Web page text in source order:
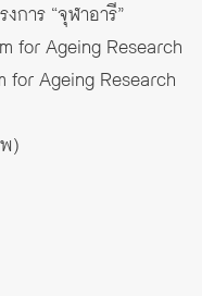
การ “จุฬาอารี”
for Ageing Research
for Ageing Research
)